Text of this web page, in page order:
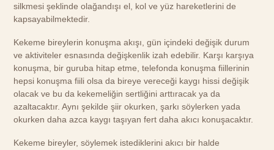
silkmesi şeklinde olağandışı el, kol ve yüz hareketlerini de
kapsayabilmektedir.
Kekeme bireylerin konuşma akışı, gün içindeki değişik durum
ve aktiviteler esnasında değişkenlik izah edebilir. Karşı karşıya
konuşma, bir guruba hitap etme, telefonda konuşma fiillerinin
hepsi konuşma fiili olsa da bireye vereceği kaygı hissi değişik
olacak ve bu da kekemeliğin sertliğini arttıracak ya da
azaltacaktır. Aynı şekilde şiir okurken, şarkı söylerken yada
okurken daha azca kaygı taşıyan fert daha akıcı konuşacaktır.
Kekeme bireyler, söylemek istediklerini akıcı bir halde